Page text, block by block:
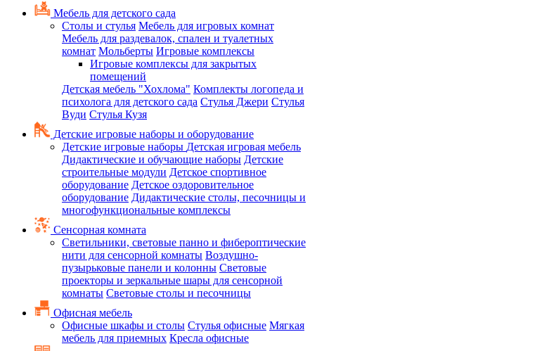
Мебель для детского сада
Столы и стулья Мебель для игровых комнат
Мебель для раздевалок, спален и туалетных
комнат Мольберты Игровые комплексы
Игровые комплексы для закрытых
помещений
Детская мебель "Хохлома" Комплекты логопеда и
психолога для детского сада Стулья Джери Стулья
Вуди Стулья Кузя
Детские игровые наборы и оборудование
Детские игровые наборы Детская игровая мебель
Дидактические и обучающие наборы Детские
строительные модули Детское спортивное
оборудование Детское оздоровительное
оборудование Дидактические столы, песочницы и
многофункциональные комплексы
Сенсорная комната
Светильники, световые панно и фибероптические
нити для сенсорной комнаты Воздушно-
пузырьковые панели и колонны Световые
проекторы и зеркальные шары для сенсорной
комнаты Световые столы и песочницы
Офисная мебель
Офисные шкафы и столы Стулья офисные Мягкая
мебель для приемных Кресла офисные